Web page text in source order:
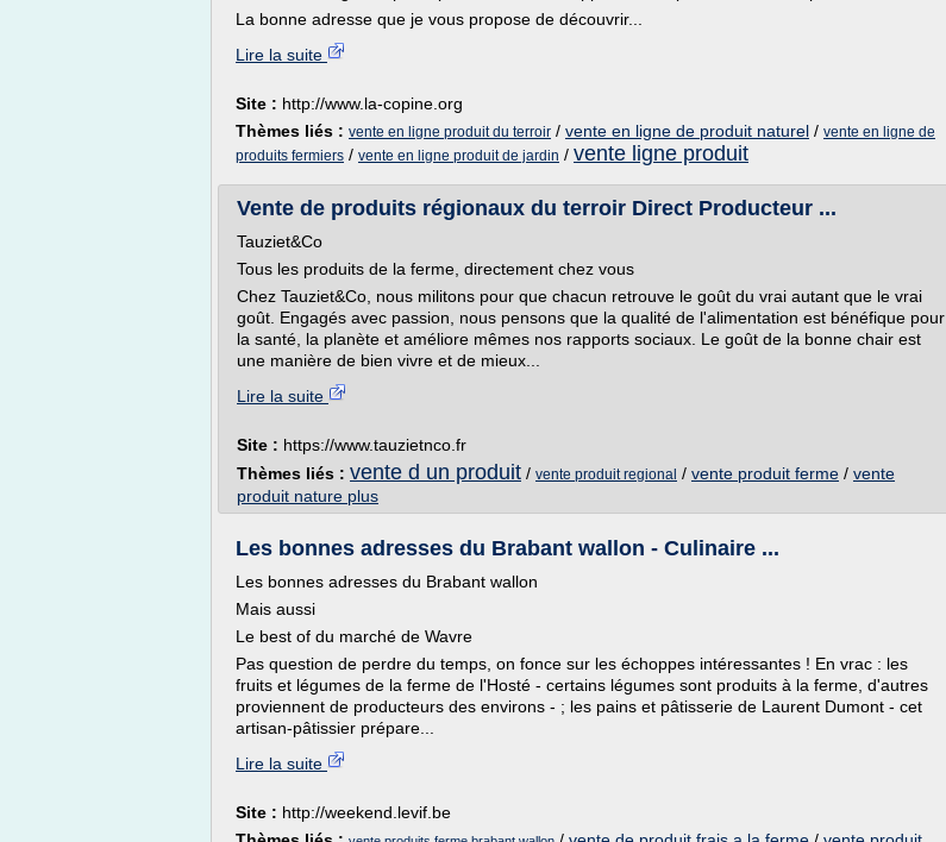
La bonne adresse que je vous propose de découvrir...
Lire la suite
Site : http://www.la-copine.org
Thèmes liés : vente en ligne produit du terroir / vente en ligne de produit naturel / vente en ligne de
produits fermiers / vente en ligne produit de jardin / vente ligne produit
Vente de produits régionaux du terroir Direct Producteur ...
Tauziet&Co
Tous les produits de la ferme, directement chez vous
Chez Tauziet&Co, nous militons pour que chacun retrouve le goût du vrai autant que le vrai
goût. Engagés avec passion, nous pensons que la qualité de l'alimentation est bénéfique pour
la santé, la planète et améliore mêmes nos rapports sociaux. Le goût de la bonne chair est
une manière de bien vivre et de mieux...
Lire la suite
Site : https://www.tauzietnco.fr
Thèmes liés : vente d un produit / vente produit regional / vente produit ferme / vente
produit nature plus
Les bonnes adresses du Brabant wallon - Culinaire ...
Les bonnes adresses du Brabant wallon
Mais aussi
Le best of du marché de Wavre
Pas question de perdre du temps, on fonce sur les échoppes intéressantes ! En vrac : les
fruits et légumes de la ferme de l'Hosté - certains légumes sont produits à la ferme, d'autres
proviennent de producteurs des environs - ; les pains et pâtisserie de Laurent Dumont - cet
artisan-pâtissier prépare...
Lire la suite
Site : http://weekend.levif.be